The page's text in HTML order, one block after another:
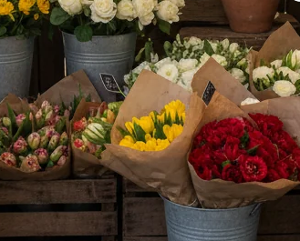
Standort
Neufahrn bei Freising